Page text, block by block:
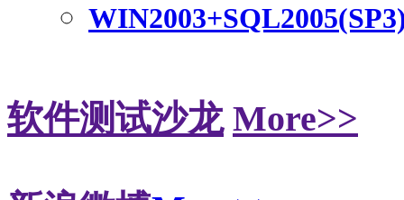
软件测试沙龙 More>>